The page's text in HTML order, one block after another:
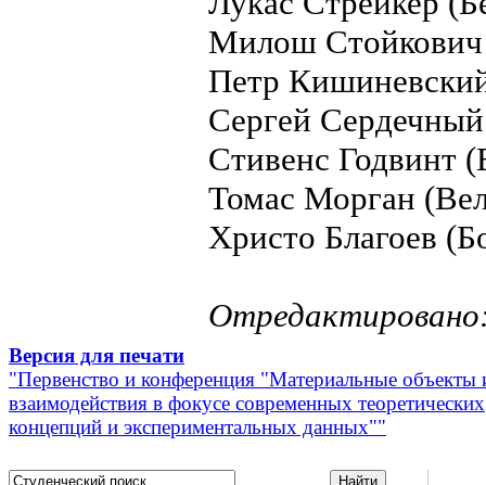
Милош
Петр
Сергей
Стивенс Годвинт
Томас Морган
Христо Благоев
Версия для печати
"Первенство и конференция "Материальные объекты
взаимодействия в фокусе современных теоретических
концепций и экспериментальных данных""